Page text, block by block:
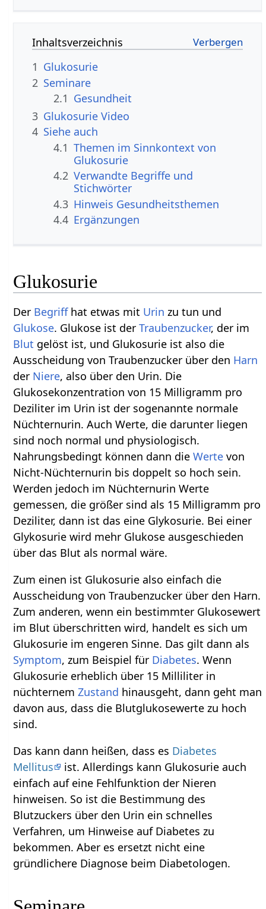
Inhaltsverzeichnis
1 Glukosurie
2 Seminare
2.1 Gesundheit
3 Glukosurie Video
4 Siehe auch
4.1 Themen im Sinnkontext von
Glukosurie
4.2 Verwandte Begriffe und
Stichwörter
4.3 Hinweis Gesundheitsthemen
4.4 Ergänzungen
Glukosurie
Der Begriffhat etwas mit Urin zu tun und
Glukose. Glukose ist derTraubenzucker, der im
Blut gelöst ist, und Glukosurie ist also die
Ausscheidung von Traubenzucker über den Harn
der Niere, also über den Urin. Die
Glukosekonzentration von 15 Milligramm pro
Deziliter im Urin ist der sogenannte normale
Nüchternurin. Auch Werte, die darunter liegen
sind noch normal und physiologisch.
Nahrungsbedingt können dann dieWerte von
Nicht-Nüchternurin bis doppelt so hoch sein.
Werden jedoch im Nüchternurin Werte
gemessen, die größer sind als 15 Milligramm pro
Deziliter, dann ist das eine Glykosurie. Bei einer
Glykosurie wird mehr Glukose ausgeschieden
über das Blut als normal wäre.
Zum einen ist Glukosurie also einfach die
Ausscheidung von Traubenzucker über den Harn.
Zum anderen, wenn ein bestimmter Glukosewert
im Blut überschritten wird, handelt es sich um
Glukosurie im engeren Sinne. Das gilt dann als
Symptom, zum Beispiel für Diabetes. Wenn
Glukosurie erheblich über 15 Milliliter in
nüchternemZustand hinausgeht, dann geht man
davon aus, dass die Blutglukosewerte zu hoch
sind.
Das kann dann heißen, dass es Diabetes
Mellitus
ist. Allerdings kann Glukosurie auch
einfach auf eine Fehlfunktion der Nieren
hinweisen. So ist die Bestimmung des
Blutzuckers über den Urin ein schnelles
Verfahren, um Hinweise auf Diabetes zu
bekommen. Aber es ersetzt nicht eine
gründlichere Diagnose beim Diabetologen.